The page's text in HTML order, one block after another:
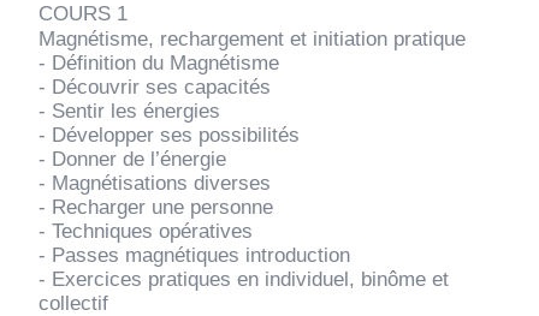
COURS 1
Magnétisme, rechargement et initiation pratique
- Définition du Magnétisme
- Découvrir ses capacités
- Sentir les énergies
- Développer ses possibilités
- Donner de l’énergie
- Magnétisations diverses
- Recharger une personne
- Techniques opératives
- Passes magnétiques introduction
- Exercices pratiques en individuel, binôme et
collectif